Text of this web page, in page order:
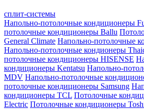
сплит-системы
Напольно-потолочные кондиционеры
потолочные кондиционеры Ballu
General Climate Напольно-потолочные
Напольно-потолочные кондионеры
потолочные кондиционеры HISENSE
кондиционеры Kentatsu Напольно-
MDV Напольно-потолочные
потолочные кондиционеры Samsung
кондиционеры TCL Потолочные
Electric Потолочные кондиционеры